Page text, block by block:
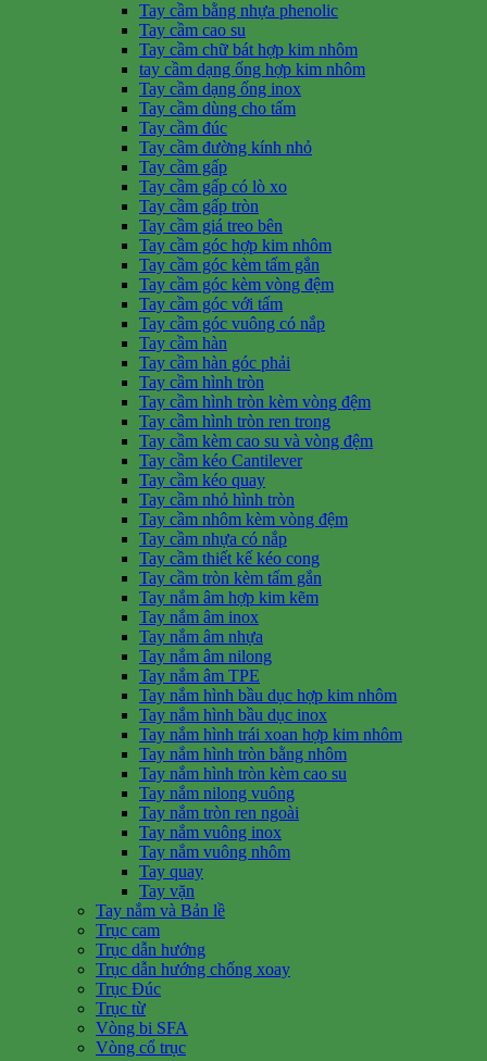
Tay cầm bằng nhựa phenolic
Tay cầm cao su
Tay cầm chữ bát hợp kim nhôm
tay cầm dạng ống hợp kim nhôm
Tay cầm dạng ống inox
Tay cầm dùng cho tấm
Tay cầm đúc
Tay cầm đường kính nhỏ
Tay cầm gấp
Tay cầm gấp có lò xo
Tay cầm gấp tròn
Tay cầm giá treo bên
Tay cầm góc hợp kim nhôm
Tay cầm góc kèm tấm gắn
Tay cầm góc kèm vòng đệm
Tay cầm góc với tấm
Tay cầm góc vuông có nắp
Tay cầm hàn
Tay cầm hàn góc phải
Tay cầm hình tròn
Tay cầm hình tròn kèm vòng đệm
Tay cầm hình tròn ren trong
Tay cầm kèm cao su và vòng đệm
Tay cầm kéo Cantilever
Tay cầm kéo quay
Tay cầm nhỏ hình tròn
Tay cầm nhôm kèm vòng đệm
Tay cầm nhựa có nắp
Tay cầm thiết kế kéo cong
Tay cầm tròn kèm tấm gắn
Tay nắm âm hợp kim kẽm
Tay nắm âm inox
Tay nắm âm nhựa
Tay nắm âm nilong
Tay nắm âm TPE
Tay nắm hình bầu dục hợp kim nhôm
Tay nắm hình bầu dục inox
Tay nắm hình trái xoan hợp kim nhôm
Tay nắm hình tròn bằng nhôm
Tay nắm hình tròn kèm cao su
Tay nắm nilong vuông
Tay nắm tròn ren ngoài
Tay nắm vuông inox
Tay nắm vuông nhôm
Tay quay
Tay vặn
Tay nắm và Bản lề
Trục cam
Trục dẫn hướng
Trục dẫn hướng chống xoay
Trục Đúc
Trục từ
Vòng bi SFA
Vòng cổ trục